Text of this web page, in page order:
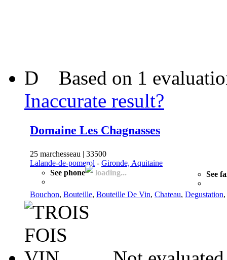
D
Based on 1
Inaccurate result?
Domaine Les Chagnasses
25 marchesseau | 33500
Lalande-de-pomerol - Gironde, Aquitaine
See phone
loading... See
Bouchon, Bouteille, Bouteille De Vin, Chateau, Degustation,